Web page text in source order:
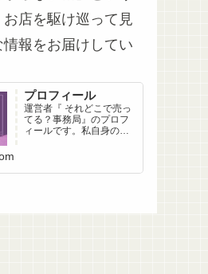
店を駆け巡って見
報をお届けしてい
プロフィール
運営者『 それどこで売っ
てる？事務局』のプロフ
ィールです。私自身の
集へのこだわりと想いを